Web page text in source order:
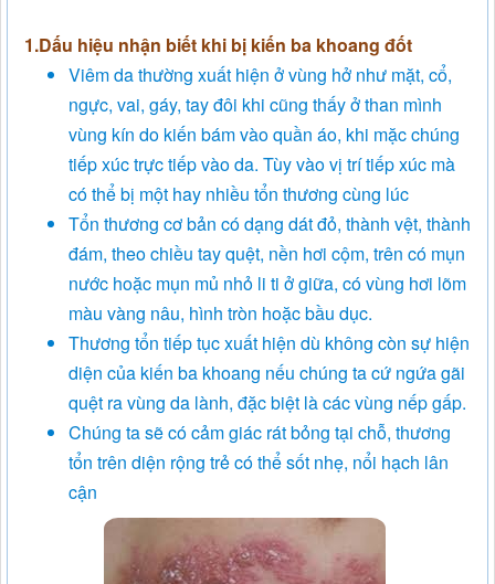
1.Dấu hiệu nhận biết khi bị kiến ba khoang đốt
Viêm da thường xuất hiện ở vùng hở như mặt, cổ,
ngực, vai, gáy, tay đôi khi cũng thấy ở than mình
vùng kín do kiến bám vào quần áo, khi mặc chúng
tiếp xúc trực tiếp vào da. Tùy vào vị trí tiếp xúc mà
có thể bị một hay nhiều tổn thương cùng lúc
Tổn thương cơ bản có dạng dát đỏ, thành vệt, thành
đám, theo chiều tay quệt, nền hơi cộm, trên có mụn
nước hoặc mụn mủ nhỏ li ti ở giữa, có vùng hơi lõm
màu vàng nâu, hình tròn hoặc bầu dục.
Thương tổn tiếp tục xuất hiện dù không còn sự hiện
diện của kiến ba khoang nếu chúng ta cứ ngứa gãi
quệt ra vùng da lành, đặc biệt là các vùng nếp gấp.
Chúng ta sẽ có cảm giác rát bỏng tại chỗ, thương
tổn trên diện rộng trẻ có thể sốt nhẹ, nổi hạch lân
cận